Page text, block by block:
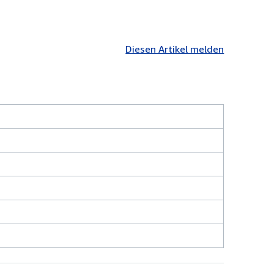
Diesen Artikel melden